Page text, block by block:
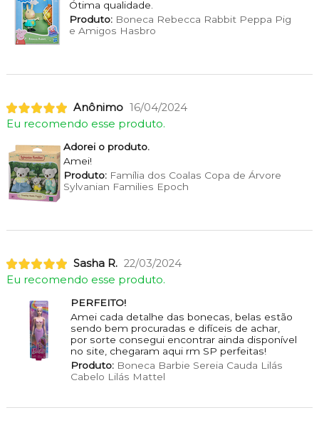
Ótima qualidade.
Produto:Boneca Rebecca Rabbit Peppa Pig
e Amigos Hasbro
Anônimo 16/04/2024
Eu recomendo esse produto.
Adorei o produto.
Amei!
Produto:Família dos Coalas Copa de Árvore
Sylvanian Families Epoch
Sasha R. 22/03/2024
Eu recomendo esse produto.
PERFEITO!
Amei cada detalhe das bonecas, belas estão
sendo bem procuradas e difíceis de achar,
por sorte consegui encontrar ainda disponível
no site, chegaram aqui rm SP perfeitas!
Produto:Boneca Barbie Sereia Cauda Lilás
Cabelo Lilás Mattel